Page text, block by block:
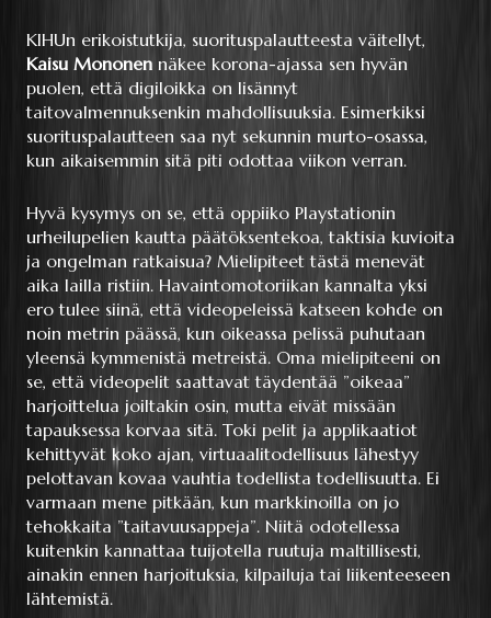
KIHUn erikoistutkija, suorituspalautteesta väitellyt,
Kaisu Mononen näkee korona-ajassa sen hyvän
puolen, että digiloikka on lisännyt
taitovalmennuksenkin mahdollisuuksia. Esimerkiksi
suorituspalautteen saa nyt sekunnin murto-osassa,
kun aikaisemmin sitä piti odottaa viikon verran.
Hyvä kysymys on se, että oppiiko Playstationin
urheilupelien kautta päätöksentekoa, taktisia kuvioita
ja ongelman ratkaisua? Mielipiteet tästä menevät
aika lailla ristiin. Havaintomotoriikan kannalta yksi
ero tulee siinä, että videopeleissä katseen kohde on
noin metrin päässä, kun oikeassa pelissä puhutaan
yleensä kymmenistä metreistä. Oma mielipiteeni on
se, että videopelit saattavat täydentää ”oikeaa”
harjoittelua joiltakin osin, mutta eivät missään
tapauksessa korvaa sitä. Toki pelit ja applikaatiot
kehittyvät koko ajan, virtuaalitodellisuus lähestyy
pelottavan kovaa vauhtia todellista todellisuutta. Ei
varmaan mene pitkään, kun markkinoilla on jo
tehokkaita ”taitavuusappeja”. Niitä odotellessa
kuitenkin kannattaa tuijotella ruutuja maltillisesti,
ainakin ennen harjoituksia, kilpailuja tai liikenteeseen
lähtemistä.